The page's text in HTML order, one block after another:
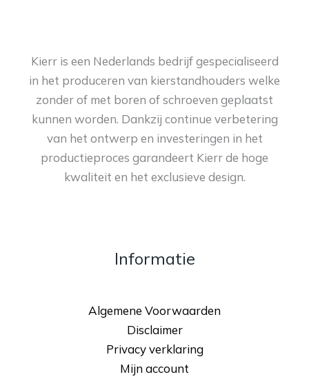
Kierr is een Nederlands bedrijf gespecialiseerd
in het produceren van kierstandhouders welke
zonder of met boren of schroeven geplaatst
kunnen worden. Dankzij continue verbetering
van het ontwerp en investeringen in het
productieproces garandeert Kierr de hoge
kwaliteit en het exclusieve design.
Informatie
Algemene Voorwaarden
Disclaimer
Privacy verklaring
Mijn account